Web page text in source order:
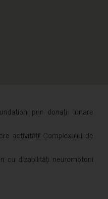
prin donații lunare
activității Complexului de
cu dizabilități neuromotorii